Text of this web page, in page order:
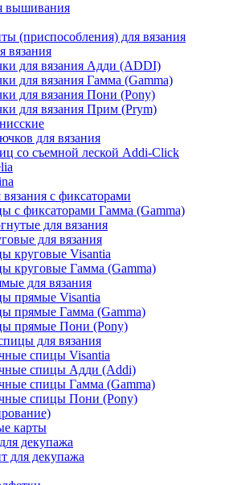
вышивания
(приспособления) для вязания
вязания
для вязания Адди (ADDI)
для вязания Гамма (Gamma)
для вязания Пони (Pony)
для вязания Прим (Prym)
для вязания
со съемной леской Addi-Click
с фиксаторами
с фиксаторами Гамма (Gamma)
для вязания
для вязания
круговые Visantia
круговые Гамма (Gamma)
для вязания
прямые Visantia
прямые Гамма (Gamma)
прямые Пони (Pony)
для вязания
спицы Visantia
спицы Адди (Addi)
спицы Гамма (Gamma)
спицы Пони (Pony)
карты
декупажа
для декупажа